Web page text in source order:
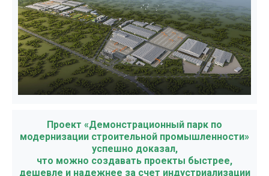
Проект «Демонстрационный парк по
модернизации строительной промышленности»
успешно доказал,
что можно создавать проекты быстрее,
дешевле и надежнее за счет индустриализации